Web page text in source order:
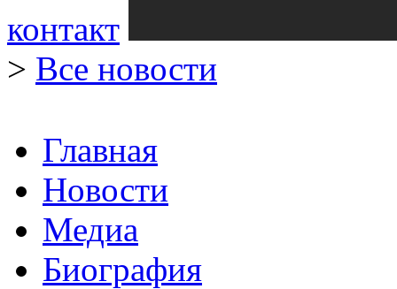
контакт
> Все новости
Главная
Новости
Медиа
Биография